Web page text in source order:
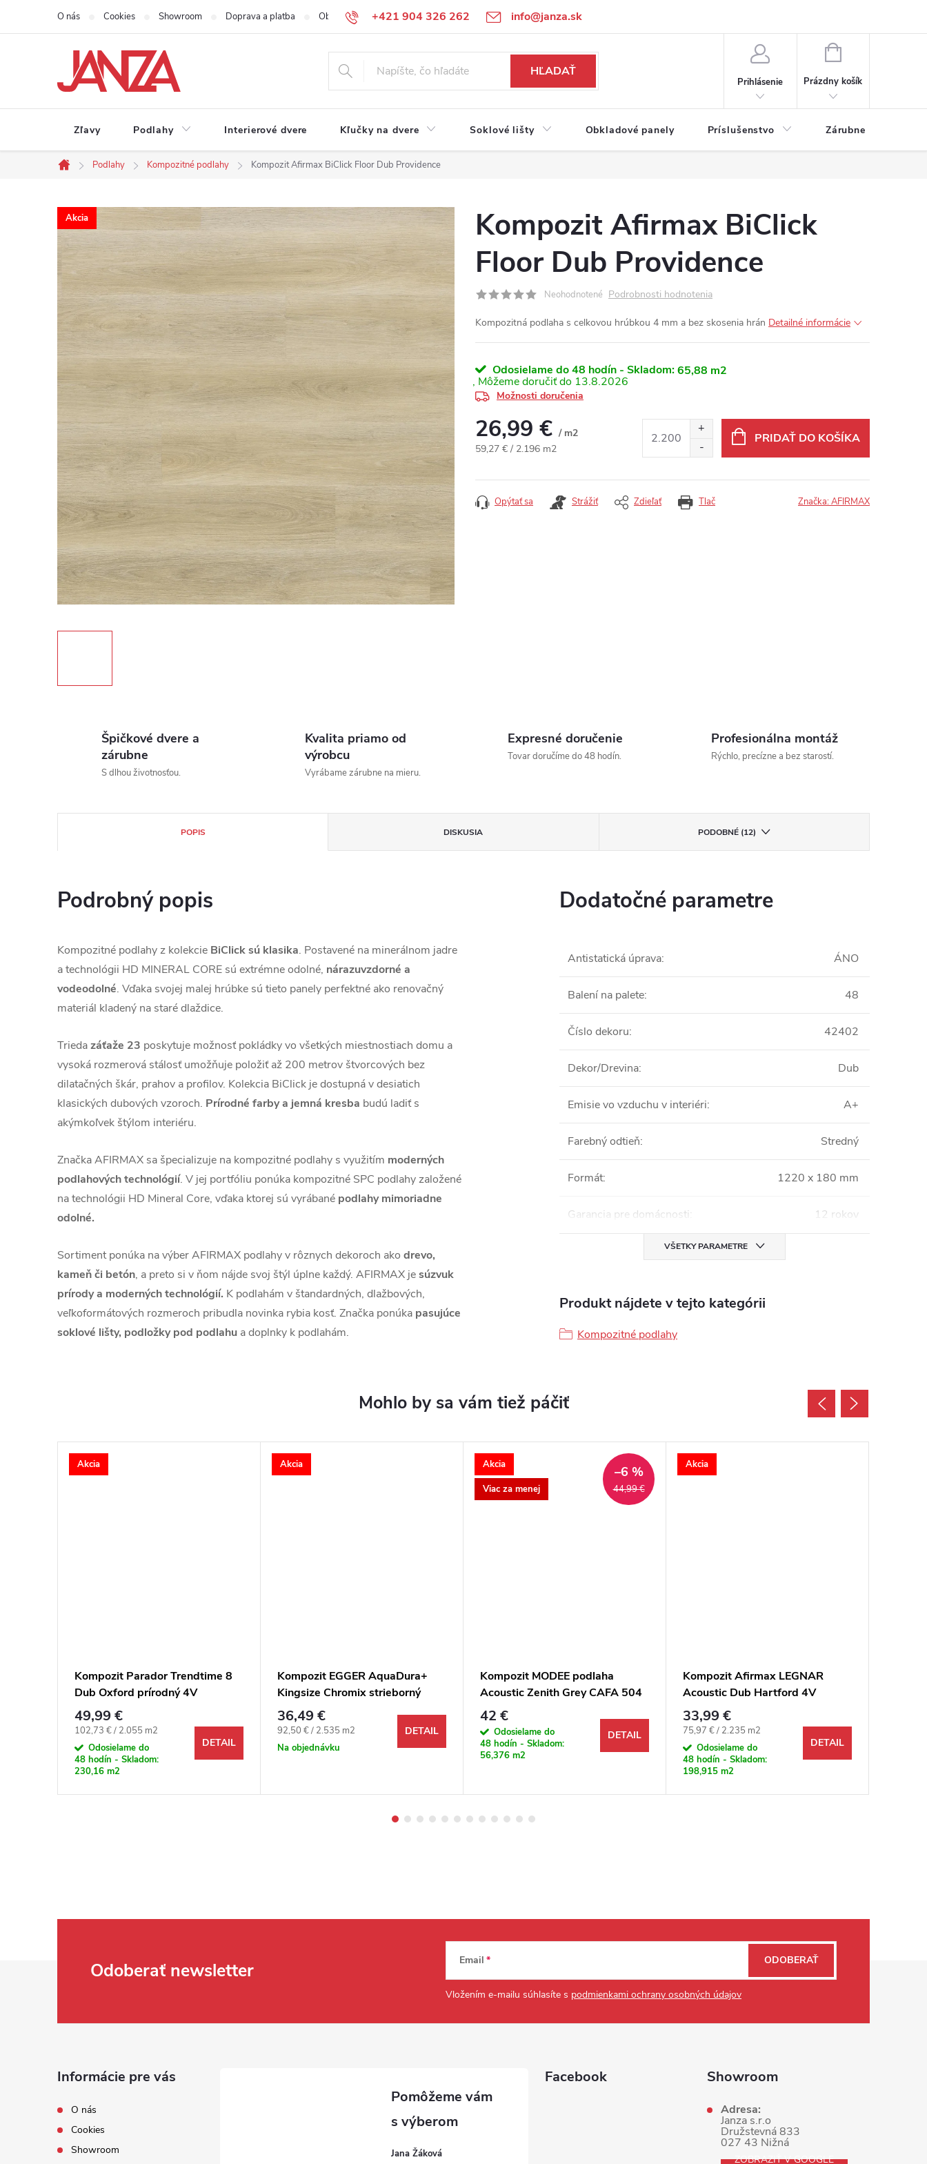
Prejsť na obsah +421 904 326 262 info@janza.sk
O nás Cookies Showroom Doprava a platba Obchodné podmienky Reklamačné podmienky Podmienky ochrany osobných údajov
HĽADAŤ
Prihlásenie
NÁKUPNÝ KOŠÍK
Prázdny košík
Zľavy Podlahy Interierové dvere Kľučky na dvere Soklové lišty Obkladové panely Príslušenstvo Zárubne
Domov
Podlahy Kompozitné podlahy Kompozit Afirmax BiClick Floor Dub Providence
Akcia
Kompozit Afirmax BiClick
Floor Dub Providence
Neohodnotené Podrobnosti hodnotenia
Kompozitná podlaha s celkovou hrúbkou 4 mm a bez skosenia hrán Detailné informácie
Odosielame do 48 hodín - Skladom:65,88 m2
13.8.2026
Možnosti doručenia
26,99 € / m2
Jednotková cena:
59,27 € / 2.196 m2
PRIDAŤ DO KOŠÍKA
Tlač
Opýtať sa Strážiť Zdieľať Značka:AFIRMAX
Špičkové dvere a
zárubne
S dlhou životnosťou.
Kvalita priamo od
výrobcu
Vyrábame zárubne na mieru.
Expresné doručenie
Tovar doručíme do 48 hodín.
Profesionálna montáž
Rýchlo, precízne a bez starostí.
POPIS DISKUSIA PODOBNÉ (12)
Podrobný popis
Kompozitné podlahy z kolekcie BiClick sú klasika. Postavené na minerálnom jadre
a technológii HD MINERAL CORE sú extrémne odolné, nárazuvzdorné a
vodeodolné. Vďaka svojej malej hrúbke sú tieto panely perfektné ako renovačný
materiál kladený na staré dlaždice.
Triedazáťaže 23 poskytuje možnosť pokládky vo všetkých miestnostiach domu a
vysoká rozmerová stálosť umožňuje položiť až 200 metrov štvorcových bez
dilatačných škár, prahov a profilov. Kolekcia BiClick je dostupná v desiatich
klasických dubových vzoroch. Prírodné farby a jemná kresba budú ladiť s
akýmkoľvek štýlom interiéru.
Značka AFIRMAX sa špecializuje na kompozitné podlahy s využitím moderných
podlahových technológií. V jej portfóliu ponúka kompozitné SPC podlahy založené
na technológii HD Mineral Core, vďaka ktorej sú vyrábané podlahy mimoriadne
odolné.
Sortiment ponúka na výber AFIRMAX podlahy v rôznych dekoroch ako drevo,
kameň či betón, a preto si v ňom nájde svoj štýl úplne každý. AFIRMAX jesúzvuk
prírody a moderných technológií. K podlahám v štandardných, dlažbových,
veľkoformátových rozmeroch pribudla novinka rybia kosť. Značka ponúka pasujúce
soklové lišty, podložky pod podlahu a doplnky k podlahám.
Dodatočné parametre
Antistatická úprava: ÁNO
Balení na palete: 48
Číslo dekoru: 42402
Dekor/Drevina: Dub
Emisie vo vzduchu v interiéri: A+
Farebný odtieň: Stredný
Formát: 1220 x 180 mm
Garancia pre domácnosti: 12 rokov
VŠETKY PARAMETRE
Produkt nájdete v tejto kategórii
Kompozitné podlahy
Akcia
Kompozit Parador Trendtime 8
Dub Oxford prírodný 4V
49,99 €
Jednotková cena:
102,73 € / 2.055 m2
Odosielame do
48 hodín - Skladom:
230,16 m2
DETAIL
Akcia
Kompozit EGGER AquaDura+
Kingsize Chromix strieborný
4V+1
36,49 €
Jednotková cena:
92,50 € / 2.535 m2
Na objednávku
DETAIL
Akcia
Viac za menej
44,99 €
–6 %
Kompozit MODEE podlaha
Acoustic Zenith Grey CAFA 504
M4V Dlažba
42 €
Odosielame do
48 hodín - Skladom:
56,376 m2
DETAIL
Akcia
Kompozit Afirmax LEGNAR
Acoustic Dub Hartford 4V
33,99 €
Jednotková cena:
75,97 € / 2.235 m2
Odosielame do
48 hodín - Skladom:
198,915 m2
DETAIL
Odoberať newsletter Email
Vložením e-mailu súhlasíte s podmienkami ochrany osobných údajov
ODOBERAŤ
Informácie pre vás
O nás
Cookies
Showroom
Jana Žáková
Facebook Showroom
Adresa:
Janza s.r.o
Družstevná 833
027 43 Nižná
ZOBRAZIŤ V GOOGLE